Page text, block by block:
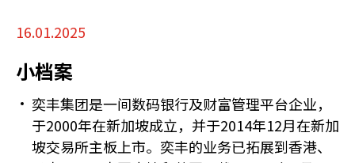
16.01.2025
小档案
奕丰集团是一间数码银行及财富管理平台企业，
于2000年在新加坡成立，并于2014年12月在新加
坡交易所主板上市。奕丰的业务已拓展到香港、